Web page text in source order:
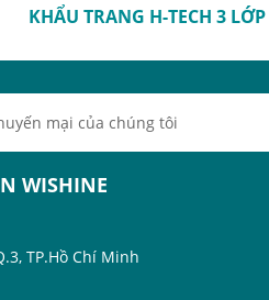
KHẨU TRANG H-TECH 3 LỚP
WISHINE
TP.Hồ Chí Minh